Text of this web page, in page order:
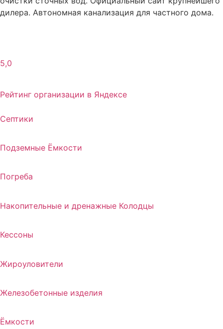
дилера. Автономная канализация для частного дома.
5,0
Рейтинг организации в Яндексе
Септики
Подземные Ёмкости
Погреба
Накопительные и дренажные Колодцы
Кессоны
Жироуловители
Железобетонные изделия
Ёмкости